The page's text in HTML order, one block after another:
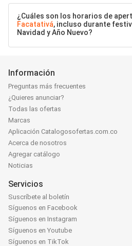
¿Cuáles son los horarios de
Facatativá, incluso durante
Navidad y Año Nuevo?
Información
Preguntas más frecuentes
¿Quieres anunciar?
Todas las ofertas
Marcas
Aplicación Catalogosofertas.com.co
Acerca de nosotros
Agregar catálogo
Noticias
Servicios
Suscríbete al boletín
Síguenos en Facebook
Síguenos en Instagram
Síguenos en Youtube
Síguenos en TikTok